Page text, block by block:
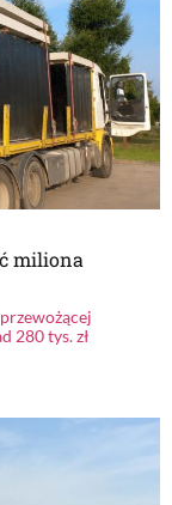
miliona
280 tys. zł